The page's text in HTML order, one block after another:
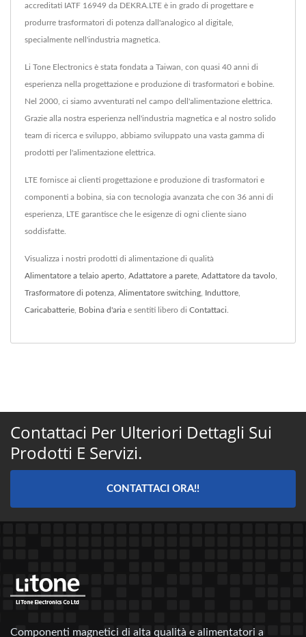
accreditati IATF 16949 da DEKRA.LTE è in grado di progettare e
produrre trasformatori di potenza dall'analogico al digitale,
specialmente nell'industria magnetica.
Li Tone Electronics è stata fondata a Taiwan, con quasi 40 anni di
esperienza nella progettazione e produzione di trasformatori e bobine.
Nel 2000, ci siamo avventurati nel campo dell'alimentazione elettrica.
Grazie alla nostra esperienza nell'industria magnetica e al nostro solido
team di ricerca e sviluppo, abbiamo sviluppato una vasta gamma di
prodotti per l'alimentazione elettrica.
LTE fornisce ai clienti progettazione e produzione di trasformatori e
componenti a bobina, sia con tecnologia avanzata che con 36 anni di
esperienza, LTE garantisce che le esigenze di ogni cliente siano
soddisfatte.
Visualizza i nostri prodotti di alimentazione di qualità
Alimentatore a telaio aperto Adattatore a parete Adattatore da tavolo
Trasformatore di potenza Alimentatore switching Induttore
Caricabatterie Bobina d'aria e sentiti libero di Contattaci
Contattaci Per Ulteriori Dettagli Sui
Prodotti E Servizi.
CONTATTACI ORA!!
Componenti magnetici di alta qualità e alimentatori a